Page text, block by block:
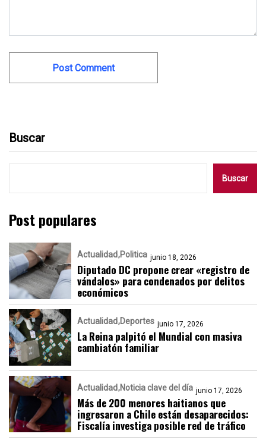
Buscar
Buscar
Post populares
Actualidad Politica junio 18, 2026
Diputado DC propone crear «registro de
vándalos» para condenados por delitos
económicos
Actualidad Deportes junio 17, 2026
La Reina palpitó el Mundial con masiva
cambiatón familiar
Actualidad Noticia clave del día junio 17, 2026
Más de 200 menores haitianos que
ingresaron a Chile están desaparecidos:
Fiscalía investiga posible red de tráfico